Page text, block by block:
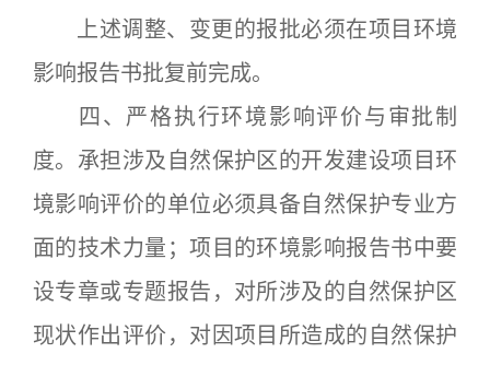
上述调整、变更的报批必须在项目环境
影响报告书批复前完成。
四、严格执行环境影响评价与审批制
度。承担涉及自然保护区的开发建设项目环
境影响评价的单位必须具备自然保护专业方
面的技术力量；项目的环境影响报告书中要
设专章或专题报告，对所涉及的自然保护区
现状作出评价，对因项目所造成的自然保护